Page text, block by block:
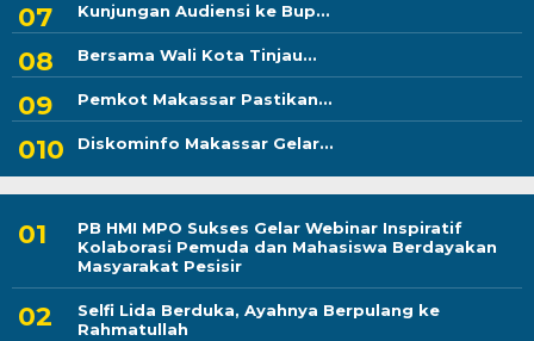
Kunjungan Audiensi ke Bup...
Bersama Wali Kota Tinjau...
Pemkot Makassar Pastikan...
Diskominfo Makassar Gelar...
PB HMI MPO Sukses Gelar Webinar Inspiratif
Kolaborasi Pemuda dan Mahasiswa Berdayakan
Masyarakat Pesisir
Selfi Lida Berduka, Ayahnya Berpulang ke
Rahmatullah